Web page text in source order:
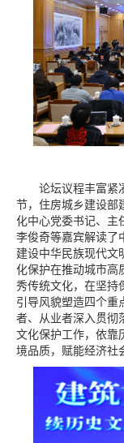
论坛议程丰富紧
节，住房城乡建设部
化中心党委书记、主
李俊奇等嘉宾解读了
建设中华民族现代文
化保护在推动城市高
秀传统文化，在坚持
引导风貌塑造四个重
者、从业者深入贯彻
文化保护工作，依靠
境品质，赋能经济社